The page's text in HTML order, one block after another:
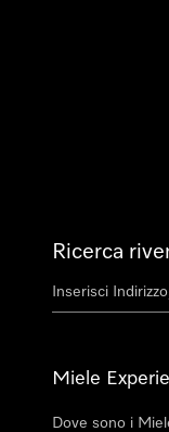
Ricerca
Miele
Dove sono i